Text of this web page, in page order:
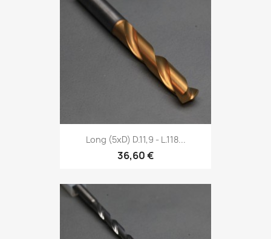
Long (5xD) D.11,9 - L.118...
36,60 €